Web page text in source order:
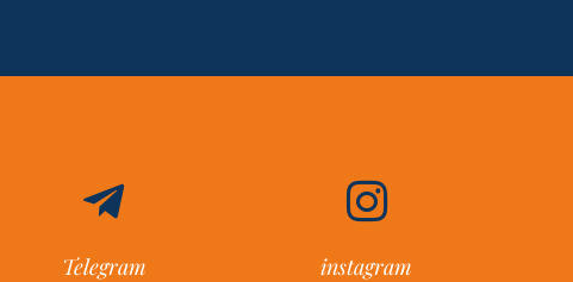
Telegram instagram